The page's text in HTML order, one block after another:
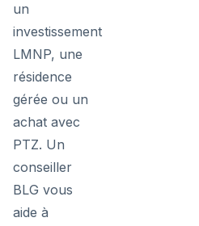
un
investissement
LMNP, une
résidence
gérée ou un
achat avec
PTZ. Un
conseiller
BLG vous
aide à